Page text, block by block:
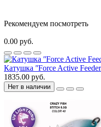
Рекомендуем посмотреть
0.00 руб.
Катушка ʺForce Active
1835.00 руб.
Нет в наличии